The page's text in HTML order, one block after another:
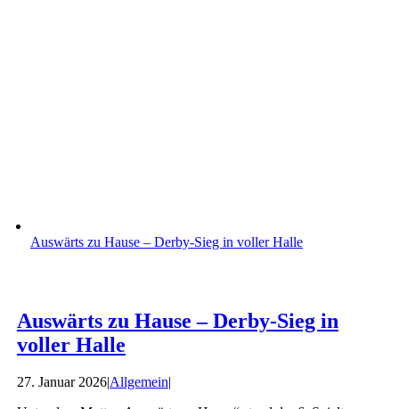
Auswärts zu Hause – Derby-Sieg in voller Halle
Auswärts zu Hause – Derby-Sieg in
voller Halle
27. Januar 2026|Allgemein|